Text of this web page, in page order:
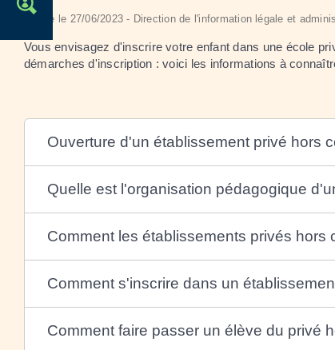
Vérifié le 27/06/2023 - Direction de l'information légale et
Vous envisagez d'inscrire votre enfant dans une école
démarches d'inscription : voici les informations à
Ouverture d'un établissement privé hors
Quelle est l'organisation pédagogique
Comment les établissements privés hors
Comment s'inscrire dans un
Comment faire passer un élève du privé